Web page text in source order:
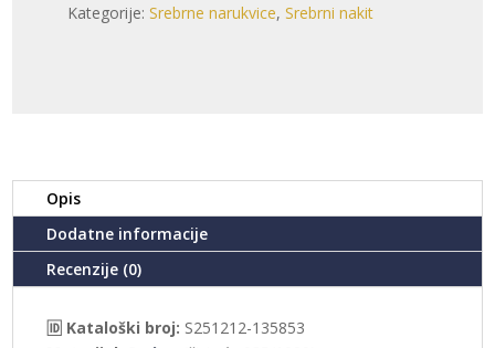
-Kategorije:Srebrne narukvice,Srebrni nakit
Opis
Dodatne informacije
Recenzije (0)
🆔 Kataloški broj: S251212-135853